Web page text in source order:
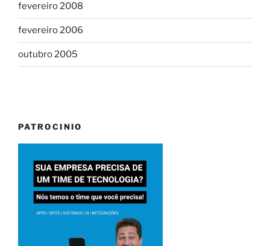
fevereiro 2008
fevereiro 2006
outubro 2005
PATROCINIO